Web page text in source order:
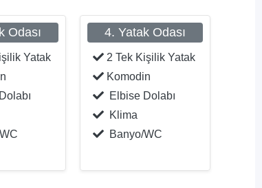
Odası
Yatak
4. Yatak Odası
2 Tek Kişilik Yatak
Komodin
Elbise Dolabı
Klima
Banyo/WC